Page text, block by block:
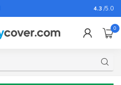
Voor
4.3 /5.0
0